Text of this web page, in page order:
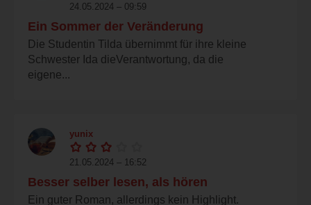
24.05.2024 – 09:59
Ein Sommer der Veränderung
Die Studentin Tilda übernimmt für ihre kleine
Schwester Ida dieVerantwortung, da die
eigene...
yunix
21.05.2024 – 16:52
Besser selber lesen, als hören
Ein guter Roman, allerdings kein Highlight.